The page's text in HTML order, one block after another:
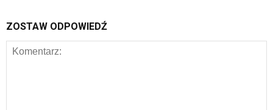
ZOSTAW ODPOWIEDŹ